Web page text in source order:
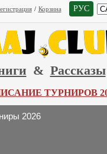
/ Корзина РУС
& Рассказы
ТУРНИРОВ
2026